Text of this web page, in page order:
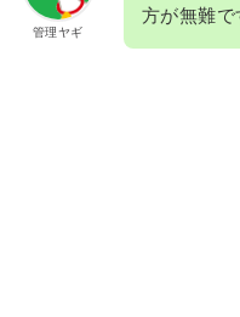
管理ヤギ
方が無難で